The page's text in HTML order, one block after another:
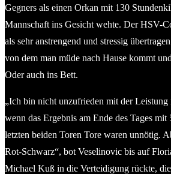
Gegners als einen Orkan mit 130
Mannschaft ins Gesicht wehte. Der HSV-
als sehr anstrengend und stressig
von dem man müde nach Hause kommt
Oder auch ins Bett.
„Ich bin nicht unzufrieden mit der Leistung
wenn das Ergebnis am Ende des Tages
letzten beiden Toren Tore waren unnötig.
Rot-Schwarz“, bot Veselinovic bis auf
Michael Kuß in die Verteidigung rückte,